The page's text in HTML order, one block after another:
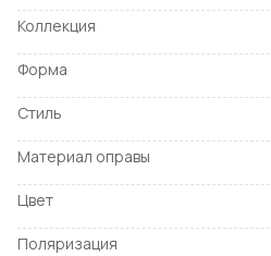
Коллекция
Форма
Стиль
Материал оправы
Цвет
Поляризация